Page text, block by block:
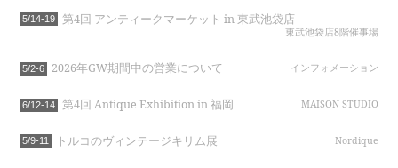
5/14-19 第4回 アンティークマーケット in 東武池袋店
東武池袋店8階催事場
5/2-6 2026年GW期間中の営業について インフォメーション
6/12-14 第4回 Antique Exhibition in 福岡 MAISON STUDIO
5/9-11 トルコのヴィンテージキリム展 Nordique